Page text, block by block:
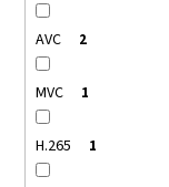
AVC 2
MVC 1
H.265 1